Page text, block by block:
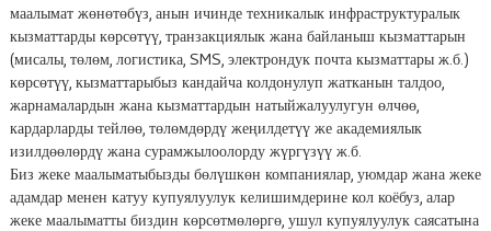
маалымат жөнөтөбүз, анын ичинде техникалык инфраструктуралык
кызматтарды көрсөтүү, транзакциялык жана байланыш кызматтарын
(мисалы, төлөм, логистика, SMS, электрондук почта кызматтары ж.б.)
көрсөтүү, кызматтарыбыз кандайча колдонулуп жатканын талдоо,
жарнамалардын жана кызматтардын натыйжалуулугун өлчөө,
кардарларды тейлөө, төлөмдөрдү жеңилдетүү же академиялык
изилдөөлөрдү жана сурамжылоолорду жүргүзүү ж.б.
Биз жеке маалыматыбызды бөлүшкөн компаниялар, уюмдар жана жеке
адамдар менен катуу купуялуулук келишимдерине кол коёбуз, алар
жеке маалыматты биздин көрсөтмөлөргө, ушул купуялуулук саясатына